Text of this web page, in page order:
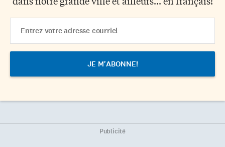
Address
Publicité